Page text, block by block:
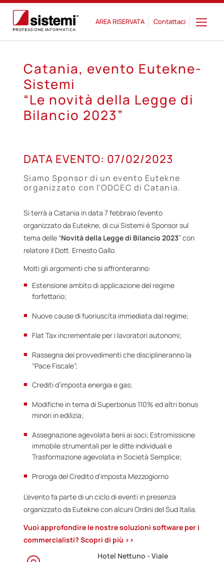
AREA RISERVATA Contattaci
Catania, evento Eutekne-
Sistemi
“Le novità della Legge di
Bilancio 2023”
07
FEB
DATA EVENTO: 07/02/2023
Siamo Sponsor di un evento Eutekne
organizzato con l'ODCEC di Catania.
Si terrà a Catania in data 7 febbraio l’evento
organizzato da Eutekne, di cui Sistemi è Sponsor sul
tema delle “Novità della Legge di Bilancio 2023” con
relatore il Dott. Ernesto Gallo.
Molti gli argomenti che si affronteranno:
Estensione ambito di applicazione del regime
forfettario;
Nuove cause di fuoriuscita immediata dal regime;
Flat Tax incrementale per i lavoratori autonomi;
Rassegna dei provvedimenti che disciplineranno la
“Pace Fiscale”;
Crediti d’imposta energia e gas;
Modifiche in tema di Superbonus 110% ed altri bonus
minori in edilizia;
Assegnazione agevolata beni ai soci; Estromissione
immobile strumentali per le ditte individuali e
Trasformazione agevolata in Società Semplice;
Proroga del Credito d’imposta Mezzogiorno
L’evento fa parte di un ciclo di eventi in presenza
organizzato da Eutekne con alcuni Ordini del Sud Italia.
Vuoi approfondire le nostre soluzioni software per i
commercialisti? Scopri di più >>
Hotel Nettuno - Viale